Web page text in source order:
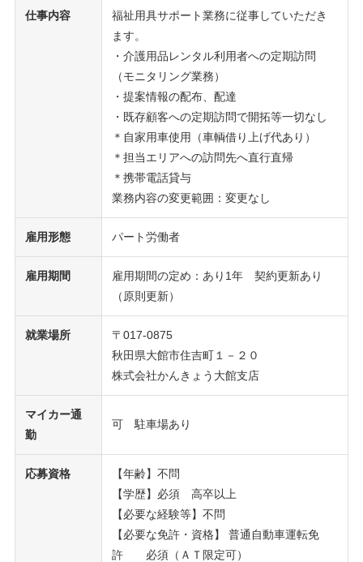
仕事内容
福祉用具サポート業務に従事していただき
ます。
・介護用品レンタル利用者への定期訪問
（モニタリング業務）
・提案情報の配布、配達
・既存顧客への定期訪問で開拓等一切なし
＊自家用車使用（車輌借り上げ代あり）
＊担当エリアへの訪問先へ直行直帰
＊携帯電話貸与
業務内容の変更範囲：変更なし
雇用形態 パート労働者
雇用期間
雇用期間の定め：あり1年 契約更新あり
（原則更新）
就業場所
〒017-0875
秋田県大館市住吉町１－２０
株式会社かんきょう大館支店
マイカー通
勤
可 駐車場あり
応募資格
【年齢】不問
【学歴】必須 高卒以上
【必要な経験等】不問
【必要な免許・資格】 普通自動車運転免
許 必須（ＡＴ限定可）